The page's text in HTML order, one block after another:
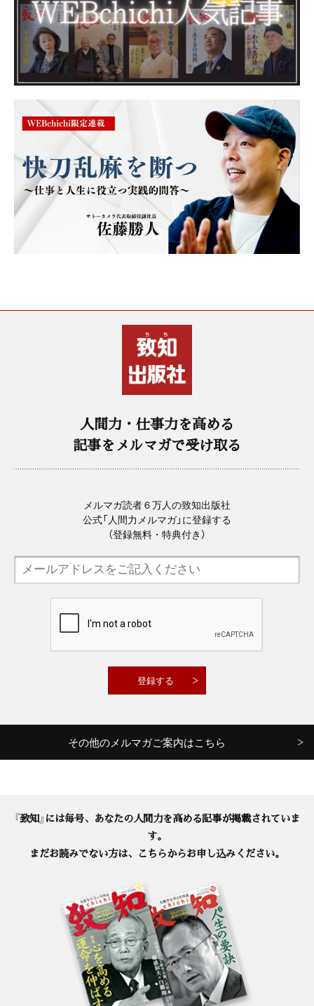
人間力・仕事力を高める
記事をメルマガで受け取る
メルマガ読者６万人の致知出版社
公式「人間力メルマガ」に登録する
（登録無料・特典付き）
その他のメルマガご案内はこちら
『致知』には毎号、あなたの人間力を高める記事が掲載されていま
す。
まだお読みでない方は、こちらからお申し込みください。